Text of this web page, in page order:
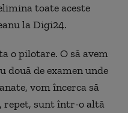
toate aceste
la Digi24.
o pilotare. O să avem
două de examen unde
vom încerca să
repet, sunt într-o altă